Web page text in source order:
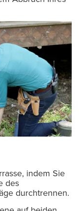
indem Sie
des
durchtrennen.